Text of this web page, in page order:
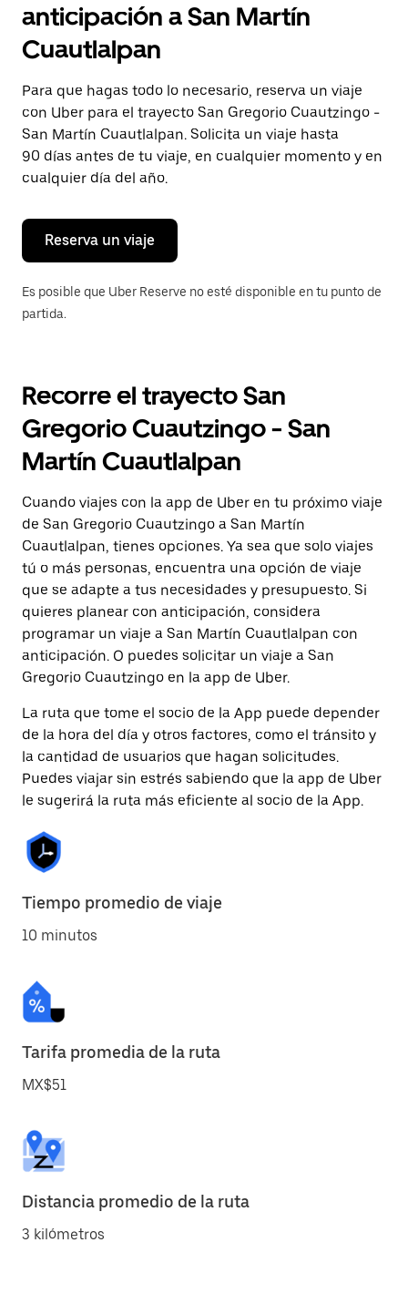
y
selecciona
una
Presiona
la
tecla Esc
para
cerrar
el
calendario.
anticipación a San Martín
Cuautlalpan
Para que hagas todo lo necesario, reserva un viaje
con Uber para el trayecto San Gregorio Cuautzingo -
San Martín Cuautlalpan. Solicita un viaje hasta
90 días antes de tu viaje, en cualquier momento y en
cualquier día del año.
Reserva un viaje
Es posible que Uber Reserve no esté disponible en tu punto de
partida.
Recorre el trayecto San
Gregorio Cuautzingo - San
Martín Cuautlalpan
Cuando viajes con la app de Uber en tu próximo viaje
de San Gregorio Cuautzingo a San Martín
Cuautlalpan, tienes opciones. Ya sea que solo viajes
tú o más personas, encuentra una opción de viaje
que se adapte a tus necesidades y presupuesto. Si
quieres planear con anticipación, considera
programar un viaje a San Martín Cuautlalpan con
anticipación. O puedes solicitar un viaje a San
Gregorio Cuautzingo en la app de Uber.
La ruta que tome el socio de la App puede depender
de la hora del día y otros factores, como el tránsito y
la cantidad de usuarios que hagan solicitudes.
Puedes viajar sin estrés sabiendo que la app de Uber
le sugerirá la ruta más eficiente al socio de la App.
Tiempo promedio de viaje
10 minutos
Tarifa promedia de la ruta
MX$51
Distancia promedio de la ruta
3 kilómetros